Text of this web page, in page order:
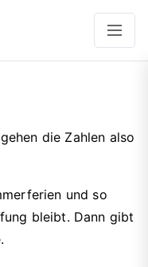
die Zahlen also
und so
bleibt. Dann gibt